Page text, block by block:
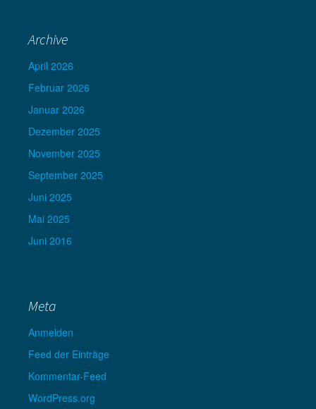
Archive
April 2026
Februar 2026
Januar 2026
Dezember 2025
November 2025
September 2025
Juni 2025
Mai 2025
Juni 2016
Meta
Anmelden
Feed der Einträge
Kommentar-Feed
WordPress.org